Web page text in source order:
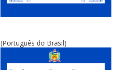
(Português do Brasil)